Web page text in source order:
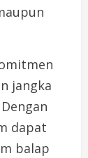
jangka
dapat
balap